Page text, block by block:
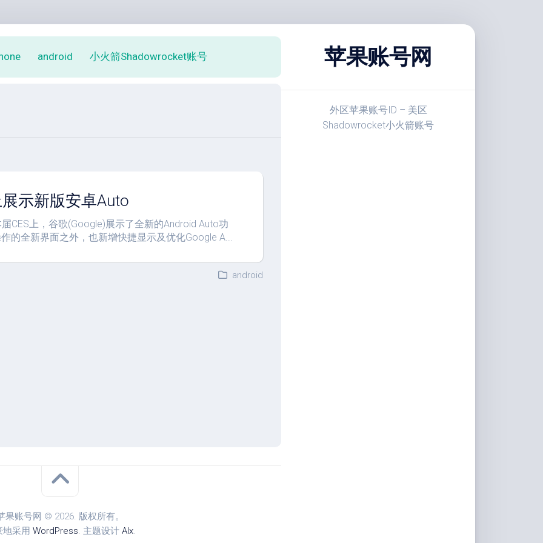
苹果账号网
外区苹果账号ID – 美区
Shadowrocket小火箭账号
android 小火箭Shadowrocket账号
示新版安卓Auto
CES上，谷歌(Google)展示了全新的Android Auto功
的全新界面之外，也新增快捷显示及优化Google A...
android
果账号网 © 2026. 版权所有。
地采用 WordPress. 主题设计 Alx.